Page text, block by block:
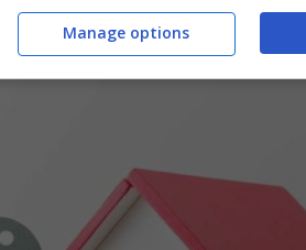
Manage options